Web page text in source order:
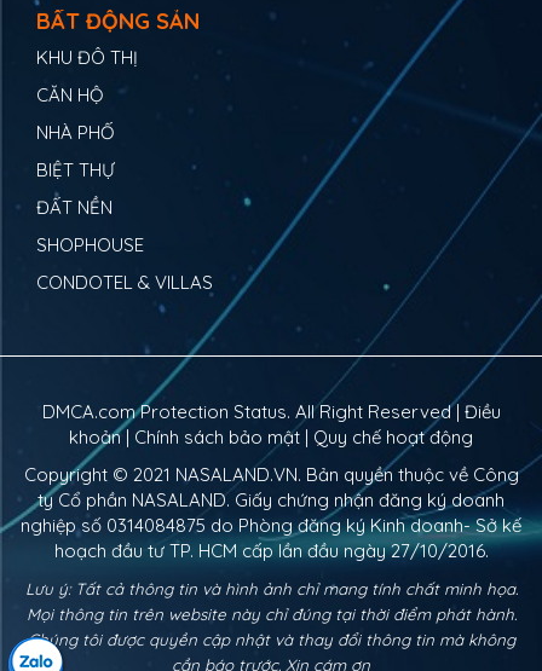
BẤT ĐỘNG SẢN
KHU ĐÔ THỊ
CĂN HỘ
NHÀ PHỐ
BIỆT THỰ
ĐẤT NỀN
SHOPHOUSE
CONDOTEL & VILLAS
DMCA.com Protection Status. All Right Reserved | Điều
khoản| Chính sách bảo mật | Quy chế hoạt động
Copyright © 2021 NASALAND.VN. Bản quyền thuộc về Công
ty Cổ phần NASALAND. Giấy chứng nhận đăng ký doanh
nghiệp số 0314084875 do Phòng đăng ký Kinh doanh- Sở kế
hoạch đầu tư TP. HCM cấp lần đầu ngày 27/10/2016.
Lưu ý: Tất cả thông tin và hình ảnh chỉ mang tính chất minh họa.
Mọi thông tin trên website này chỉ đúng tại thời điểm phát hành.
Chúng tôi được quyền cập nhật và thay đổi thông tin mà không
cần báo trước. Xin cám ơn